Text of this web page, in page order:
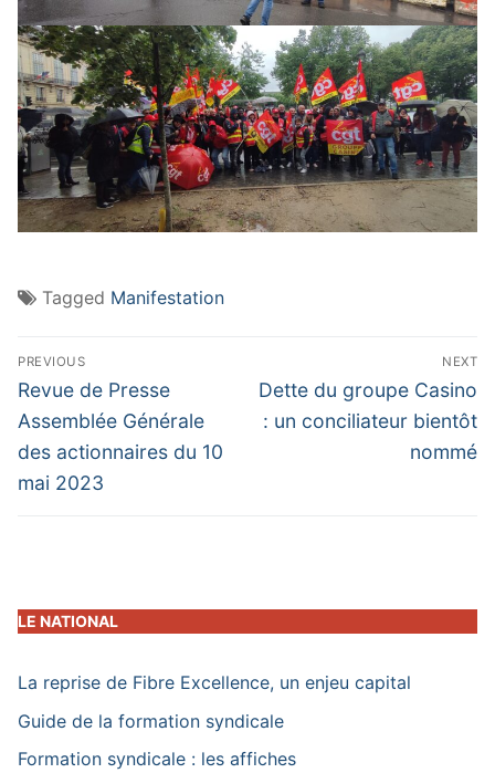
Tagged Manifestation
Navigation
de
l’article
PREVIOUS
Previous
post:
Revue de Presse
Assemblée Générale
des actionnaires du 10
mai 2023
NEXT
Next
post:
Dette du groupe Casino
: un conciliateur bientôt
nommé
LE NATIONAL
La reprise de Fibre Excellence, un enjeu capital
Guide de la formation syndicale
Formation syndicale : les affiches